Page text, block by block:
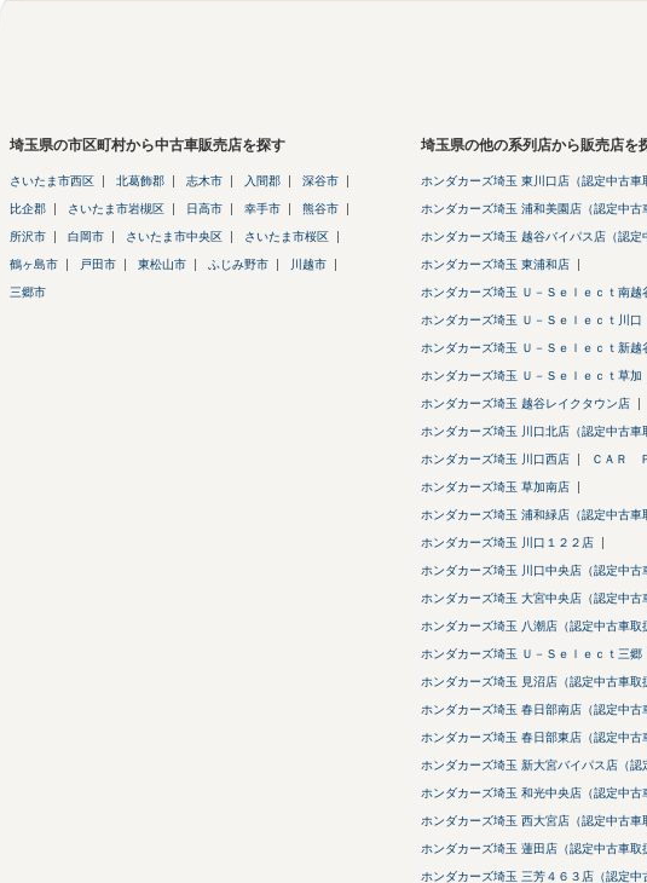
埼玉県の市区町村から中古車販売店を探す
さいたま市西区 北葛飾郡 志木市 入間郡 深谷市
比企郡 さいたま市岩槻区 日高市 幸手市 熊谷市
所沢市 白岡市 さいたま市中央区 さいたま市桜区
鶴ヶ島市 戸田市 東松山市 ふじみ野市 川越市
三郷市
埼玉県の他の系列店から販売店を
ホンダカーズ埼玉 東川口店（認定中古車
ホンダカーズ埼玉 浦和美園店（認定中古
ホンダカーズ埼玉 越谷バイパス店（認定
ホンダカーズ埼玉 東浦和店
ホンダカーズ埼玉 Ｕ－Ｓｅｌｅｃｔ南越
ホンダカーズ埼玉 Ｕ－Ｓｅｌｅｃｔ川口
ホンダカーズ埼玉 Ｕ－Ｓｅｌｅｃｔ新越
ホンダカーズ埼玉 Ｕ－Ｓｅｌｅｃｔ草加
ホンダカーズ埼玉 越谷レイクタウン店
ホンダカーズ埼玉 川口北店（認定中古車
ホンダカーズ埼玉 川口西店 ＣＡＲ
ホンダカーズ埼玉 草加南店
ホンダカーズ埼玉 浦和緑店（認定中古車
ホンダカーズ埼玉 川口１２２店
ホンダカーズ埼玉 川口中央店（認定中古
ホンダカーズ埼玉 大宮中央店（認定中古
ホンダカーズ埼玉 八潮店（認定中古車取
ホンダカーズ埼玉 Ｕ－Ｓｅｌｅｃｔ三郷
ホンダカーズ埼玉 見沼店（認定中古車取
ホンダカーズ埼玉 春日部南店（認定中古
ホンダカーズ埼玉 春日部東店（認定中古
ホンダカーズ埼玉 新大宮バイパス店（認
ホンダカーズ埼玉 和光中央店（認定中古
ホンダカーズ埼玉 西大宮店（認定中古車
ホンダカーズ埼玉 蓮田店（認定中古車取
ホンダカーズ埼玉 三芳４６３店（認定中